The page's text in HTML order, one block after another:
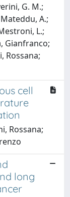
G. M.;
A.;
L.;
Gianfranco;
Rossana;
cell
Rossana;
long